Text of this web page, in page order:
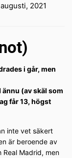
2021
i går, men
(av skäl som
får 13, högst
inte vet säkert
är beroende av
Real Madrid, men